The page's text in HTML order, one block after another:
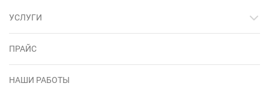
УСЛУГИ
ПРАЙС
НАШИ РАБОТЫ